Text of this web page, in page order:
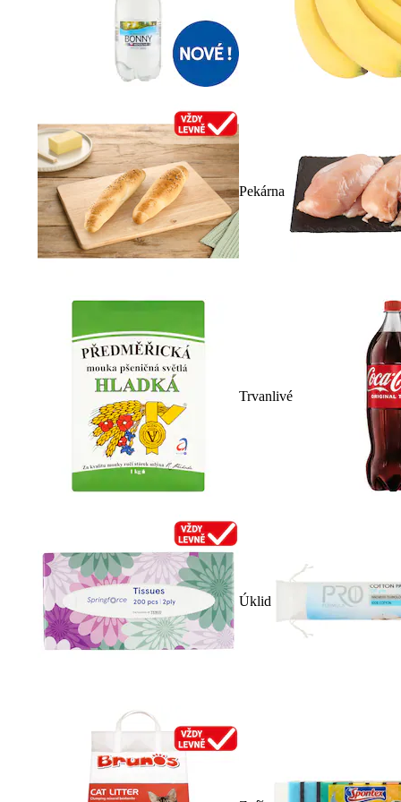
Pekárna
Trvanlivé
Úklid